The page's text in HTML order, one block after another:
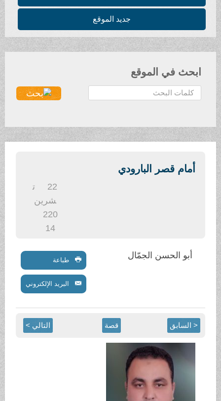
جديد الموقع
ابحث في الموقع
ح
ث
أمام قصر البارودي
شرين
220
14
أبو الحسن الجمّال طباعة
البريد الإلكتروني
< السابق قصة التالي >